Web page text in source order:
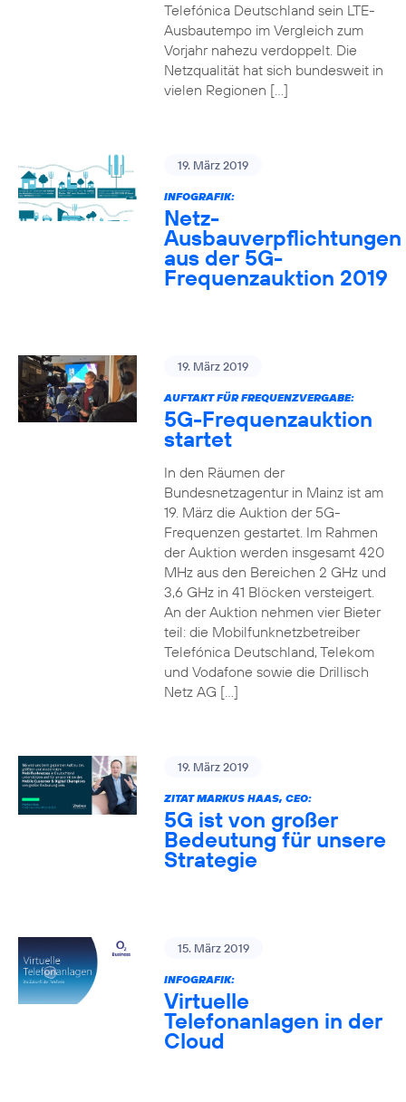
Telefónica Deutschland sein LTE-
Ausbautempo im Vergleich zum
Vorjahr nahezu verdoppelt. Die
Netzqualität hat sich bundesweit in
vielen Regionen […]
19. März 2019
INFOGRAFIK:
Netz-
Ausbauverpflichtungen
aus der 5G-
Frequenzauktion 2019
19. März 2019
AUFTAKT FÜR FREQUENZVERGABE:
5G-Frequenzauktion
startet
In den Räumen der
Bundesnetzagentur in Mainz ist am
19. März die Auktion der 5G-
Frequenzen gestartet. Im Rahmen
der Auktion werden insgesamt 420
MHz aus den Bereichen 2 GHz und
3,6 GHz in 41 Blöcken versteigert.
An der Auktion nehmen vier Bieter
teil: die Mobilfunknetzbetreiber
Telefónica Deutschland, Telekom
und Vodafone sowie die Drillisch
Netz AG […]
19. März 2019
ZITAT MARKUS HAAS, CEO:
5G ist von großer
Bedeutung für unsere
Strategie
15. März 2019
INFOGRAFIK:
Virtuelle
Telefonanlagen in der
Cloud